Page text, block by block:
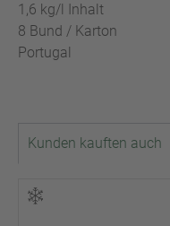
1,6 kg/l Inhalt
8 Bund / Karton
Portugal
Kunden kauften auch